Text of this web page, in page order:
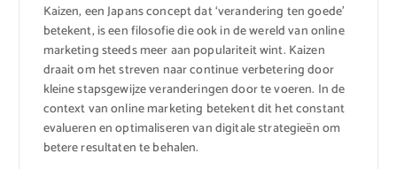
Kaizen, een Japans concept dat ‘verandering ten goede’
betekent, is een filosofie die ook in de wereld van online
marketing steeds meer aan populariteit wint. Kaizen
draait om het streven naar continue verbetering door
kleine stapsgewijze veranderingen door te voeren. In de
context van online marketing betekent dit het constant
evalueren en optimaliseren van digitale strategieën om
betere resultaten te behalen.